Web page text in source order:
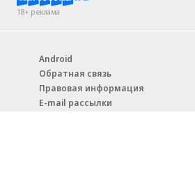
18+ реклама
Android
Обратная связь
Правовая информация
E-mail рассылки